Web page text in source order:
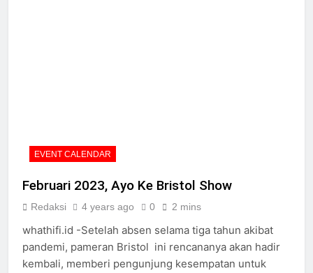
EVENT CALENDAR
Februari 2023, Ayo Ke Bristol Show
Redaksi 4 years ago 0 2 mins
whathifi.id -Setelah absen selama tiga tahun akibat
pandemi, pameran Bristol ini rencananya akan hadir
kembali, memberi pengunjung kesempatan untuk